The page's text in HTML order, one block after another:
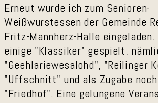
Erneut wurde ich zum Senioren-
Weißwurstessen der Gemeinde
Fritz-Mannherz-Halle
einige "Klassiker" gespielt,
"Geehlariewesalohd", "Reilinger
"Uffschnitt" und als Zugabe
"Friedhof". Eine gelungene